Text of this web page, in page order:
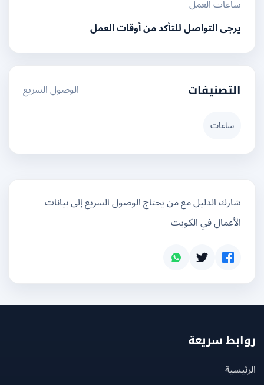
ساعات العمل
يرجى التواصل للتأكد من أوقات العمل
التصنيفات الوصول السريع
ساعات
شارك الدليل مع من يحتاج الوصول السريع إلى بيانات
الأعمال في الكويت
سريعة